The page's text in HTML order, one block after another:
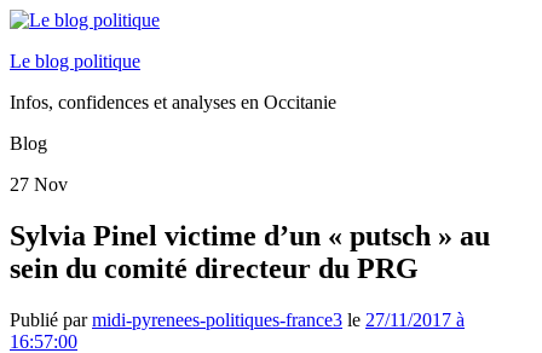
Le blog politique
Infos, confidences et analyses en Occitanie
Blog
27 Nov
Sylvia Pinel victime d’un « putsch » au
sein du comité directeur du PRG
Publié parmidi-pyrenees-politiques-france3 le 27/11/2017 à
16:57:00